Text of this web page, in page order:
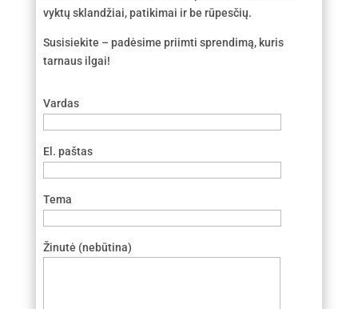
vyktų sklandžiai, patikimai ir be rūpesčių.
Susisiekite – padėsime priimti sprendimą, kuris
tarnaus ilgai!
Vardas
El. paštas
Tema
Žinutė (nebūtina)